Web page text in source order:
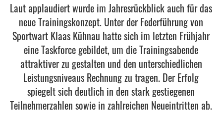
Laut applaudiert wurde im Jahresrückblick auch für das
neue Trainingskonzept. Unter der Federführung von
Sportwart Klaas Kühnau hatte sich im letzten Frühjahr
eine Taskforce gebildet, um die Trainingsabende
attraktiver zu gestalten und den unterschiedlichen
Leistungsniveaus Rechnung zu tragen. Der Erfolg
spiegelt sich deutlich in den stark gestiegenen
Teilnehmerzahlen sowie in zahlreichen Neueintritten ab.